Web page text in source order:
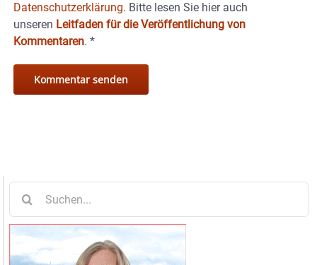
Datenschutzerklärung. Bitte lesen Sie hier auch
unseren Leitfaden für die Veröffentlichung von
Kommentaren. *
nach: